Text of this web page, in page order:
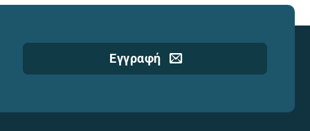
Εγγραφή